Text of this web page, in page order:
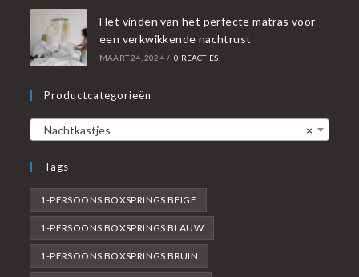
Het vinden van het perfecte matras voor
een verkwikkende nachtrust
MAART 24, 2024 / 0 REACTIES
Productcategorieën
×
Nachtkastjes
Tags
1-PERSOONS BOXSPRINGS BEIGE
1-PERSOONS BOXSPRINGS BLAUW
1-PERSOONS BOXSPRINGS BRUIN